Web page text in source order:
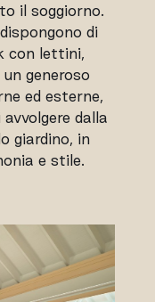
il soggiorno.
di
con lettini,
generoso
ed esterne,
dalla
giardino, in
e stile.